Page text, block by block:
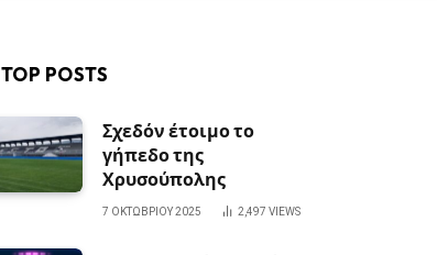
TOP POSTS
Σχεδόν έτοιμο το
γήπεδο της
Χρυσούπολης
7 ΟΚΤΩΒΡΊΟΥ 2025 2,497 VIEWS